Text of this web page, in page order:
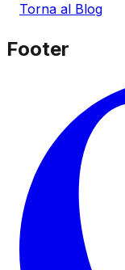
Torna al Blog
Footer